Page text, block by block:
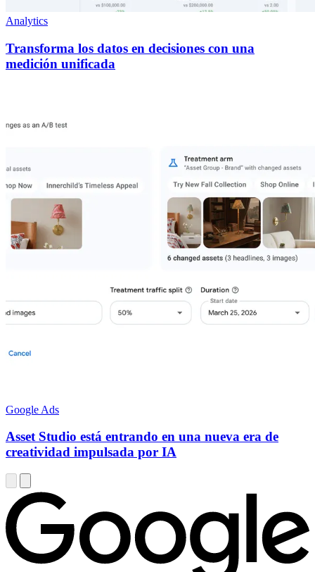
Analytics
Transforma los datos en decisiones con una
medición unificada
Google Ads
Asset Studio está entrando en una nueva era de
creatividad impulsada por IA